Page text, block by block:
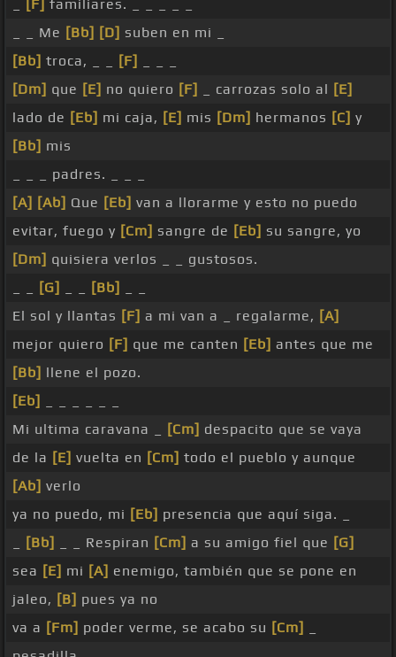
[F]
familiares. _ _ _ _ _
_ _ Me [Bb] [D] suben en mi _
[Bb] troca, _ _ [F]
[Dm] que [E] no quiero [F] _ carrozas solo al [E]
lado de [Eb] mi caja, [E] mis [Dm] hermanos [C] y
[Bb] mis
_ _ _ padres. _ _ _
[A] [Ab] Que [Eb] van a llorarme y esto no puedo
evitar, fuego y [Cm] sangre de [Eb] su sangre, yo
[Dm] quisiera verlos _ _ gustosos.
[G] [Bb]
El sol y llantas [F] a mi van a _ regalarme, [A]
mejor quiero [F] que me canten [Eb] antes que me
[Bb] llene el pozo.
[Eb]
Mi ultima caravana _
[Cm] despacito que se vaya
de la [E] vuelta en [Cm] todo el pueblo y aunque
[Ab] verlo
ya no puedo, mi [Eb] presencia que aquí siga. _
[Bb] _ _ Respiran [Cm] a su amigo fiel que [G]
sea [E] mi [A] enemigo, también que se pone en
jaleo, [B] pues ya no
va a [Fm] poder verme, se acabo su [Cm]